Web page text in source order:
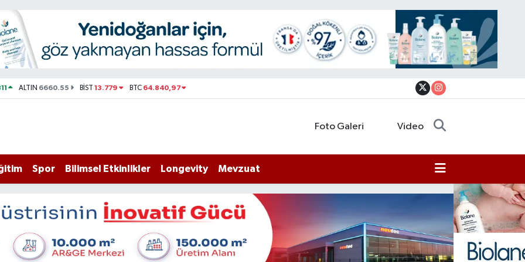
ALTIN 6660.55 BİST13.779 BTC 64.840,97
Foto Galeri Video
Spor Bilimsel Etkinlikler Longevity Mevzuat